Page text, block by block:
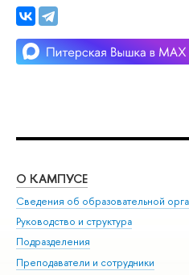
О КАМПУСЕ
Сведения об образовательной
Руководство и структура
Подразделения
Преподаватели и сотрудники